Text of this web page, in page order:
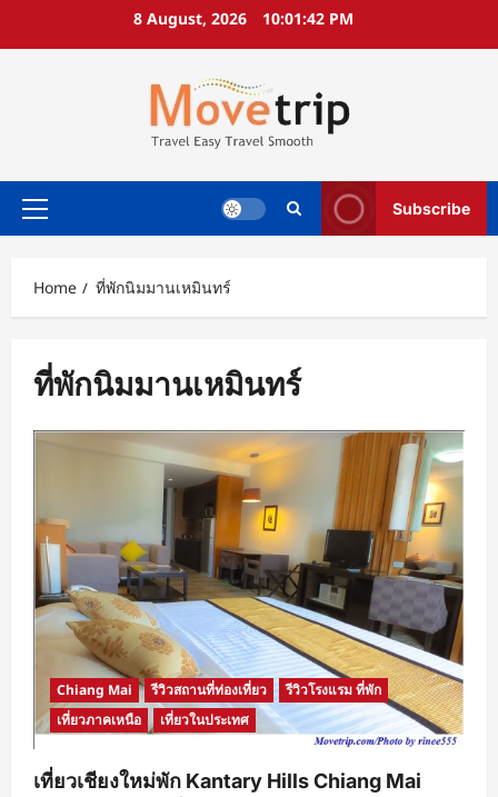
8 August, 2026 10:01:43 PM
Primary
Subscribe
Home ที่พักนิมมานเหมินทร์
ที่พักนิมมานเหมินทร์
Chiang Mai รีวิวสถานที่ท่องเที่ยว
รีวิวโรงแรม ที่พัก
เที่ยวภาคเหนือ
เที่ยวในประเทศ
เที่ยวเชียงใหม่พัก Kantary Hills Chiang Mai